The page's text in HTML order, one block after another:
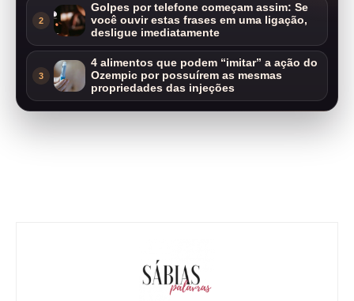
2
Golpes por telefone começam assim: Se
você ouvir estas frases em uma ligação,
desligue imediatamente
3
4 alimentos que podem “imitar” a ação do
Ozempic por possuírem as mesmas
propriedades das injeções